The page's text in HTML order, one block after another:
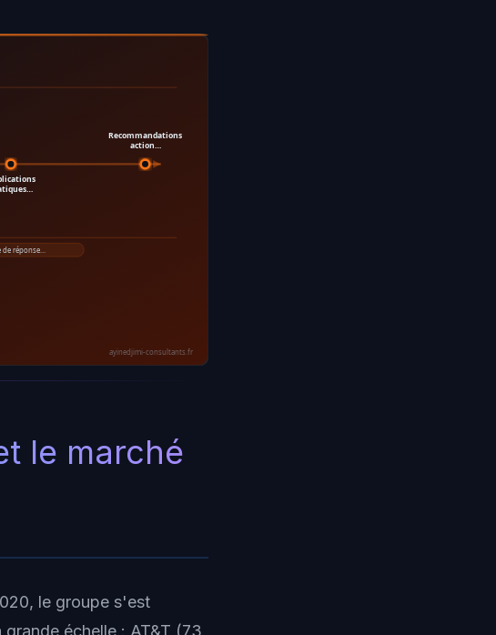
action…
Recommandations
réponse…
ayinedjimi-consultants.fr
le marché
le groupe s'est
échelle : AT&T (73